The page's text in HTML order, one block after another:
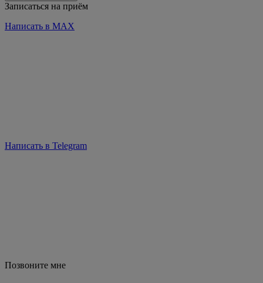
Записаться на приём
Написать в MAX
Написать в Telegram
Позвоните мне